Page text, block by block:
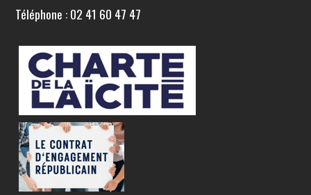
Téléphone : 02 41 60 47 47